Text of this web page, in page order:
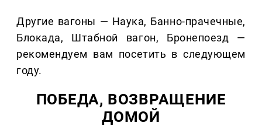
Другие вагоны — Наука, Банно-прачечные,
Блокада, Штабной вагон, Бронепоезд —
рекомендуем вам посетить в следующем
году.
ПОБЕДА, ВОЗВРАЩЕНИЕ
ДОМОЙ